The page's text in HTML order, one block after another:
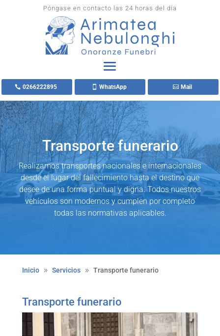
Póngase en contacto las 24 horas del día
0266222895 WhatsApp Mail
Transporte funerario
Realizamos transportes nacionales e internacionales
desde el lugar del fallecimiento hasta el destino que
desee de una forma puntual y digna. Todos nuestros
vehículos son modernos y cumplen por completo
todas las normativas aplicables.
Inicio Servicios Transporte funerario
Transporte funerario